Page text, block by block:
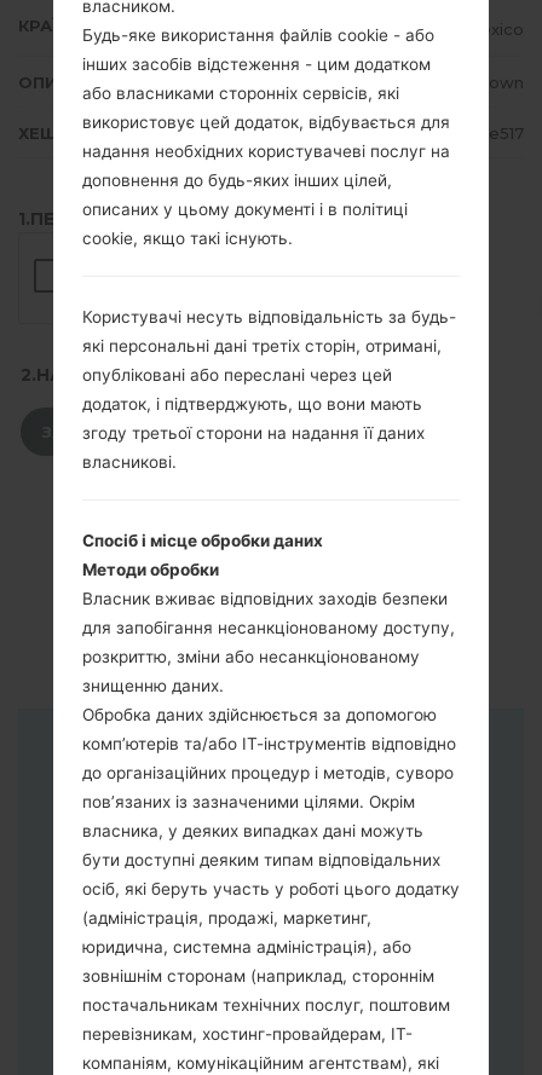
КРАЇНА Mexico
ОПИС Unknown
ХЕШ b1dce05952796e1d2eb9f1d2ca98e517
1.ПЕРЕВІРТИ НАЯВНІСТЬ RECAPTCHA
2.НАТИСНІТЬ, ЩОБ ЗАВАНТАЖИТИ
ЗАВАНТАЖИТИ
Інструкції
власником.
Будь-яке використання файлів cookie - або
інших засобів відстеження - цим додатком
або власниками сторонніх сервісів, які
використовує цей додаток, відбувається для
надання необхідних користувачеві послуг на
доповнення до будь-яких інших цілей,
описаних у цьому документі і в політиці
cookie, якщо такі існують.
Користувачі несуть відповідальність за будь-
які персональні дані третіх сторін, отримані,
опубліковані або переслані через цей
додаток, і підтверджують, що вони мають
згоду третьої сторони на надання її даних
власникові.
Спосіб і місце обробки даних
Методи обробки
Власник вживає відповідних заходів безпеки
для запобігання несанкціонованому доступу,
розкриттю, зміни або несанкціонованому
знищенню даних.
Обробка даних здійснюється за допомогою
комп’ютерів та/або ІТ-інструментів відповідно
до організаційних процедур і методів, суворо
пов’язаних із зазначеними цілями. Окрім
власника, у деяких випадках дані можуть
бути доступні деяким типам відповідальних
осіб, які беруть участь у роботі цього додатку
(адміністрація, продажі, маркетинг,
юридична, системна адміністрація), або
зовнішнім сторонам (наприклад, стороннім
постачальникам технічних послуг, поштовим
перевізникам, хостинг-провайдерам, ІТ-
компаніям, комунікаційним агентствам), які